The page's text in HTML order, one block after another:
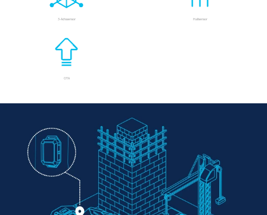
3-Achssensor Hallsensor
OTA